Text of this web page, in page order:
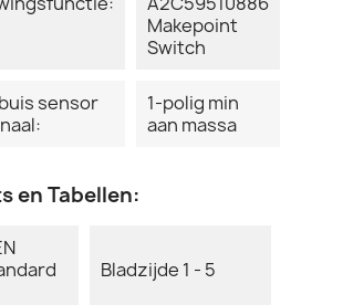
Makepoint
Switch
sensor
1-polig min
aan massa
en Tabellen:
Bladzijde 1 - 5